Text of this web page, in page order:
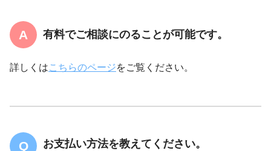
有料でご相談にのることが可能です。
詳しくはこちらのページをご覧ください。
お支払い方法を教えてください。